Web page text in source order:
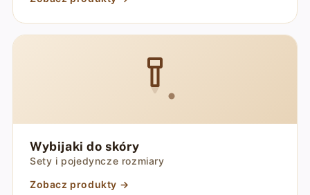
Wybijaki do skóry
Sety i pojedyncze rozmiary
Zobacz produkty →